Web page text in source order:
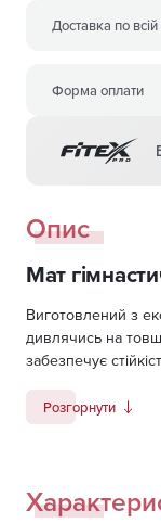
Доставка по всій
Форма оплати
Опис
Мат
Виготовлений з
дивлячись на
забезпечує
Розгорнути